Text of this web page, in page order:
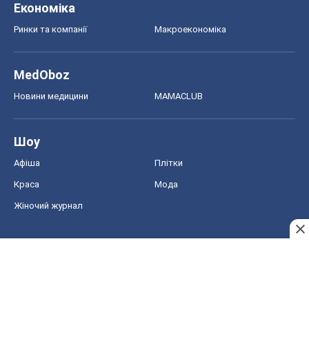
Економіка
Ринки та компанії Макроекономіка
MedOboz
Новини медицини MAMACLUB
Шоу
Афіша Плітки
Краса Мода
Жіночий журнал